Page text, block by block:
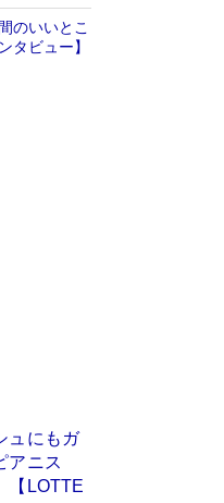
のいいとこ
タビュー】
ト3を独
セラー］
ュにもガ
アニス
【LOTTE